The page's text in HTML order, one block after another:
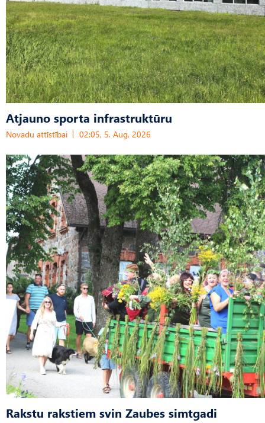
Atjauno sporta infrastruktūru
Novadu attīstībai 02:05, 5. Aug, 2026
Rakstu rakstiem svin Zaubes simtgadi